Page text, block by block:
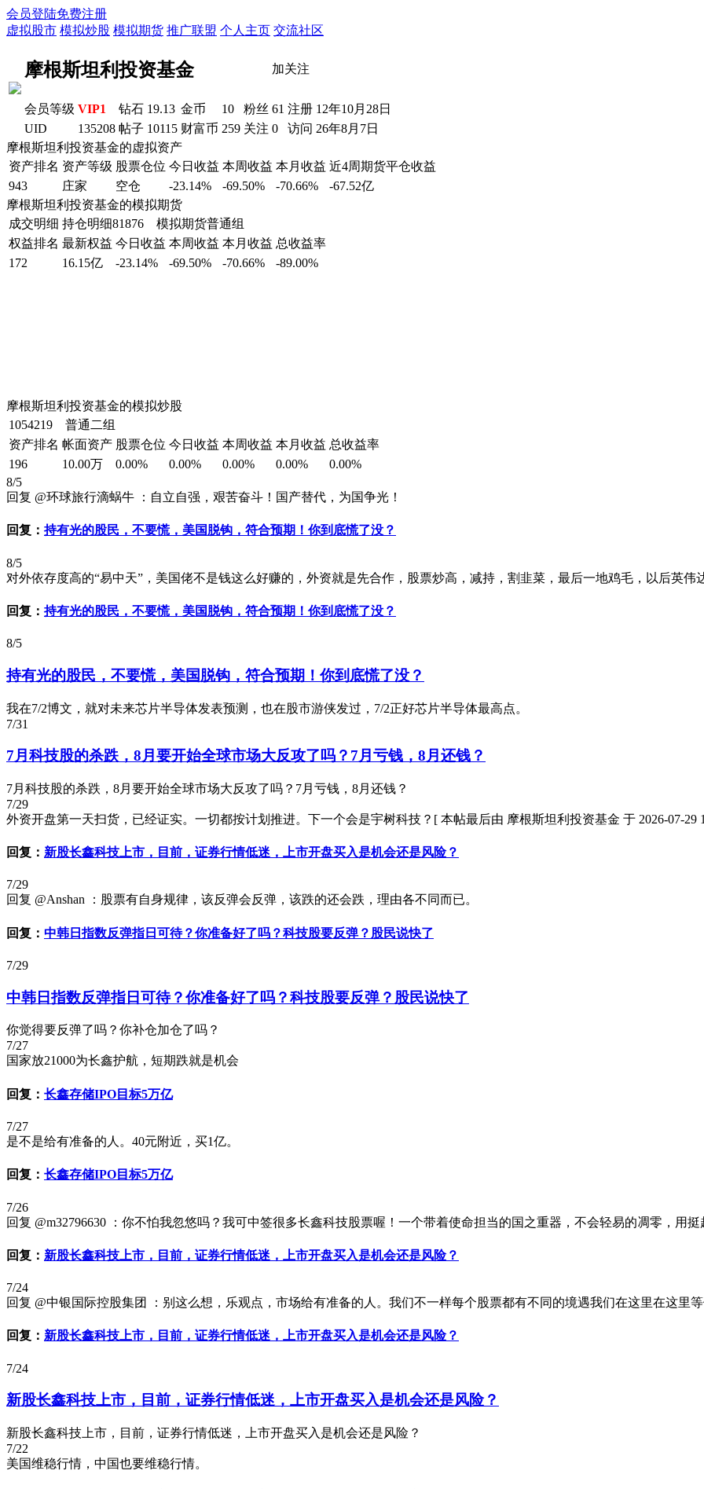
会员登陆免费注册
虚拟股市 模拟炒股 模拟期货 推广联盟 个人主页 交流社区
摩根斯坦利投资基金 加关注
会员等级 VIP1 钻石 19.13 金币 10 粉丝 61 注册 12年10月28日
UID
135208 帖子 10115 财富币 259 关注 0 访问 26年8月7日
摩根斯坦利投资基金的虚拟资产
资产排名 资产等级 股票仓位 今日收益 本周收益 本月收益 近4周期货平仓收益
943
庄家 空仓 -23.14% -69.50% -70.66%
-67.52亿
摩根斯坦利投资基金的模拟期货
成交明细 持仓明细81876 模拟期货普通组
权益排名 最新权益 今日收益 本周收益 本月收益 总收益率
172
16.15亿 -23.14% -69.50% -70.66% -89.00%
摩根斯坦利投资基金的模拟炒股
1054219 普通二组
资产排名 帐面资产 股票仓位 今日收益 本周收益 本月收益 总收益率
196
10.00万 0.00% 0.00% 0.00% 0.00%
0.00%
8/5
回复 @环球旅行滴蜗牛 ：自立自强，艰苦奋斗！国产替代，为国争光！
回复： 持有光的股民，不要慌，美国脱钩，符合预期！你到底慌了没？
8/5
对外依存度高的“易中天”，美国佬不是钱这么好赚的，外资就是先合作，股票炒高，减持，割韭菜，最后一地鸡毛，以后英
回复： 持有光的股民，不要慌，美国脱钩，符合预期！你到底慌了没？
8/5
持有光的股民，不要慌，美国脱钩，符合预期！你到底慌了没？
我在7/2博文，就对未来芯片半导体发表预测，也在股市游侠发过，7/2正好芯片半导体最高点。
7/31
7月科技股的杀跌，8月要开始全球市场大反攻了吗？7月亏钱，8月还钱？
7月科技股的杀跌，8月要开始全球市场大反攻了吗？7月亏钱，8月还钱？
7/29
外资开盘第一天扫货，已经证实。一切都按计划推进。下一个会是宇树科技？[ 本帖最后由 摩根斯坦利投资基金 于 2026-07-29
回复： 新股长鑫科技上市，目前，证券行情低迷，上市开盘买入是机会还是风险？
7/29
回复 @Anshan ：股票有自身规律，该反弹会反弹，该跌的还会跌，理由各不同而已。
回复： 中韩日指数反弹指日可待？你准备好了吗？科技股要反弹？股民说快了
7/29
中韩日指数反弹指日可待？你准备好了吗？科技股要反弹？股民说快了
你觉得要反弹了吗？你补仓加仓了吗？
7/27
国家放21000为长鑫护航，短期跌就是机会
回复： 长鑫存储IPO目标5万亿
7/27
是不是给有准备的人。40元附近，买1亿。
回复： 长鑫存储IPO目标5万亿
7/26
回复 @m32796630 ：你不怕我忽悠吗？我可中签很多长鑫科技股票喔！一个带着使命担当的国之重器，不会轻易的凋零，用
回复： 新股长鑫科技上市，目前，证券行情低迷，上市开盘买入是机会还是风险？
7/24
回复 @中银国际控股集团 ：别这么想，乐观点，市场给有准备的人。我们不一样每个股票都有不同的境遇我们在这里在这里
回复： 新股长鑫科技上市，目前，证券行情低迷，上市开盘买入是机会还是风险？
7/24
新股长鑫科技上市，目前，证券行情低迷，上市开盘买入是机会还是风险？
新股长鑫科技上市，目前，证券行情低迷，上市开盘买入是机会还是风险？
7/22
美国维稳行情，中国也要维稳行情。